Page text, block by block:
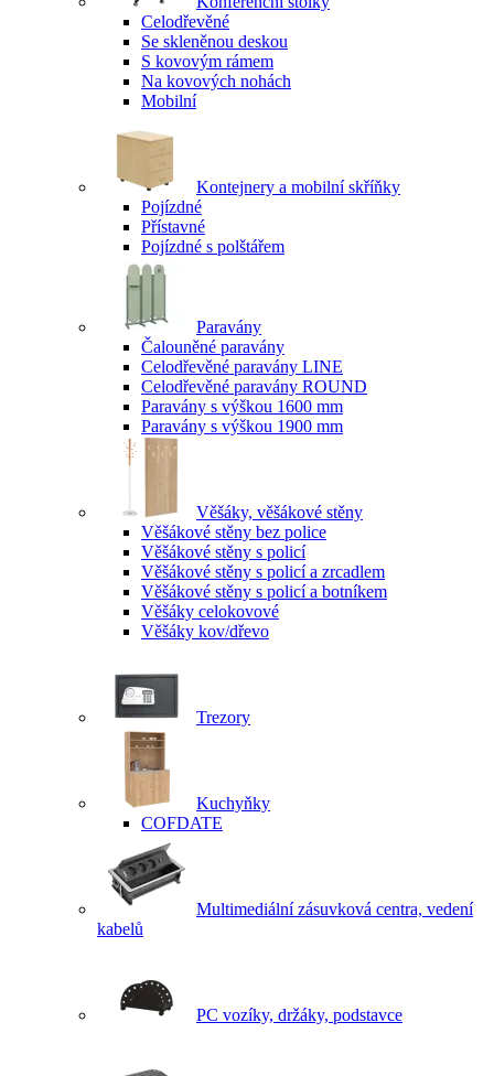
Celodřevěné
Se skleněnou deskou
S kovovým rámem
Na kovových nohách
Mobilní
Kontejnery a mobilní skříňky
Pojízdné
Přístavné
Pojízdné s polštářem
Paravány
Čalouněné paravány
Celodřevěné paravány LINE
Celodřevěné paravány ROUND
Paravány s výškou 1600 mm
Paravány s výškou 1900 mm
Věšáky, věšákové stěny
Věšákové stěny bez police
Věšákové stěny s policí
Věšákové stěny s policí a zrcadlem
Věšákové stěny s policí a botníkem
Věšáky celokovové
Věšáky kov/dřevo
Trezory
Kuchyňky
COFDATE
Multimediální zásuvková centra, vedení
kabelů
PC vozíky, držáky, podstavce